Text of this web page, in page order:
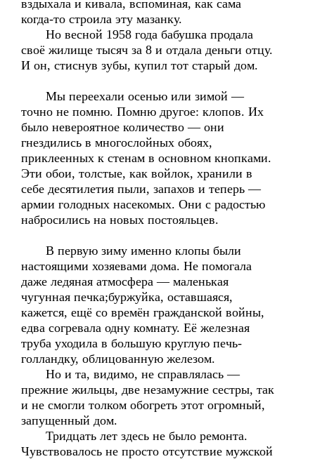
вздыхала и кивала, вспоминая, как сама
когда-то строила эту мазанку.
Но весной 1958 года бабушка продала
своё жилище тысяч за 8 и отдала деньги отцу.
И он, стиснув зубы, купил тот старый дом.
Мы переехали осенью или зимой —
точно не помню. Помню другое: клопов. Их
было невероятное количество — они
гнездились в многослойных обоях,
приклеенных к стенам в основном кнопками.
Эти обои, толстые, как войлок, хранили в
себе десятилетия пыли, запахов и теперь —
армии голодных насекомых. Они с радостью
набросились на новых постояльцев.
В первую зиму именно клопы были
настоящими хозяевами дома. Не помогала
даже ледяная атмосфера — маленькая
чугунная печка;буржуйка, оставшаяся,
кажется, ещё со времён гражданской войны,
едва согревала одну комнату. Её железная
труба уходила в большую круглую печь-
голландку, облицованную железом.
Но и та, видимо, не справлялась —
прежние жильцы, две незамужние сестры, так
и не смогли толком обогреть этот огромный,
запущенный дом.
Тридцать лет здесь не было ремонта.
Чувствовалось не просто отсутствие мужской